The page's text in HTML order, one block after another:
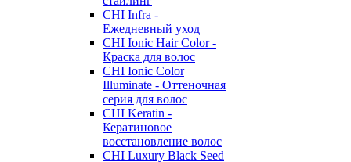
CHI Infra -
Ежедневный уход
CHI Ionic Hair Color -
Краска для волос
CHI Ionic Color
Illuminate - Оттеночная
серия для волос
CHI Keratin -
Кератиновое
восстановление волос
CHI Luxury Black Seed